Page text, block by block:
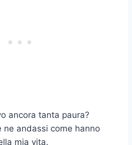
ancora tanta paura?
ne andassi come hanno
mia vita.